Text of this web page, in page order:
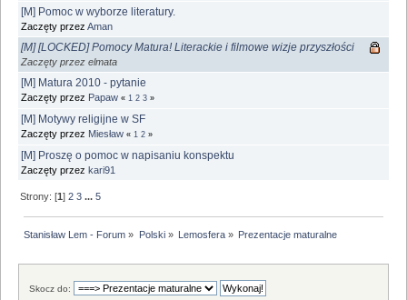
[M] Pomoc w wyborze literatury.
Zaczęty przez Aman
[M] [LOCKED] Pomocy Matura! Literackie i filmowe wizje przyszłości
Zaczęty przez elmata
[M] Matura 2010 - pytanie
Zaczęty przez Papaw « 1 2 3 »
[M] Motywy religijne w SF
Zaczęty przez Miesław « 1 2 »
[M] Proszę o pomoc w napisaniu konspektu
Zaczęty przez kari91
Strony: [1]2 3 ...5
Stanisław Lem - Forum » Polski» Lemosfera» Prezentacje maturalne
Skocz do: